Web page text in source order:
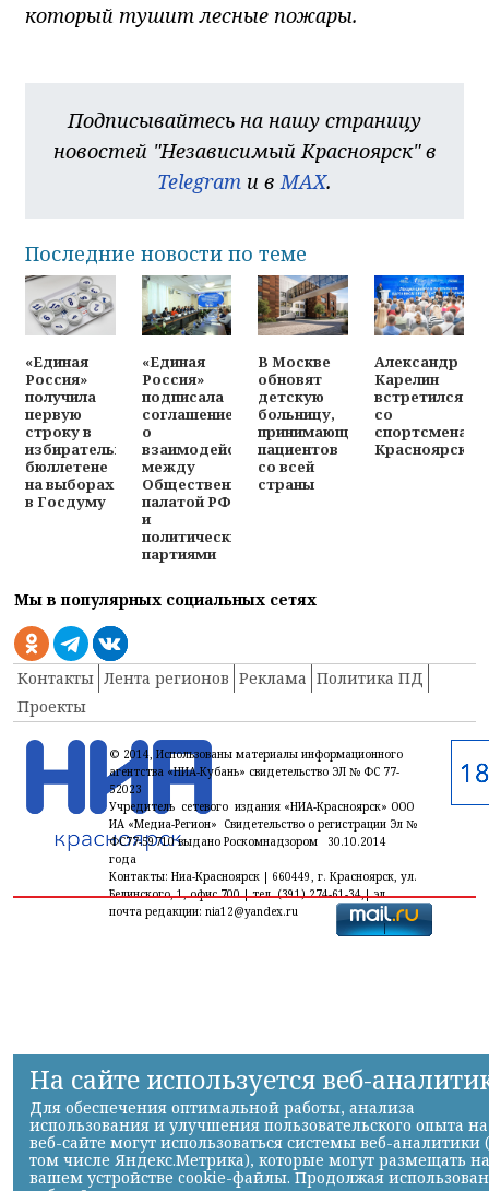
который тушит лесные пожары.
Подписывайтесь на нашу страницу
новостей "Независимый Красноярск" в
Telegram и вMAX.
Последние новости по теме
«Единая
Россия»
получила
первую
строку в
избирательном
бюллетене
на выборах
в Госдуму
«Единая
Россия»
подписала
соглашение
о
взаимодействии
между
Общественной
палатой РФ
и
политическими
партиями
В Москве
обновят
детскую
больницу,
принимающую
пациентов
со всей
страны
Александр
Карелин
встретился
со
спортсменами
Красноярска
Мы в популярных социальных сетях
Контакты Лента регионов Реклама Политика ПД
Проекты
© 2014, Использованы материалы информационного
агентства «НИА-Кубань» свидетельство ЭЛ № ФС 77-
52023
Учредитель сетевого издания «НИА-Красноярск» ООО
ИА «Медиа-Регион» Свидетельство о регистрации Эл №
ФС77-59710 выдано Роскомнадзором 30.10.2014
года
Контакты: Ниа-Красноярск | 660449, г. Красноярск, ул.
Белинского, 1, офис 700 | тел. (391) 274-61-34,| эл.
почта редакции: nia12@yandex.ru
На сайте используется веб-
Для обеспечения оптимальной работы, анализа
использования и улучшения пользовательского опыта на
веб-сайте могут использоваться системы веб-аналитики
том числе Яндекс.Метрика), которые могут размещать на
вашем устройстве cookie-файлы. Продолжая